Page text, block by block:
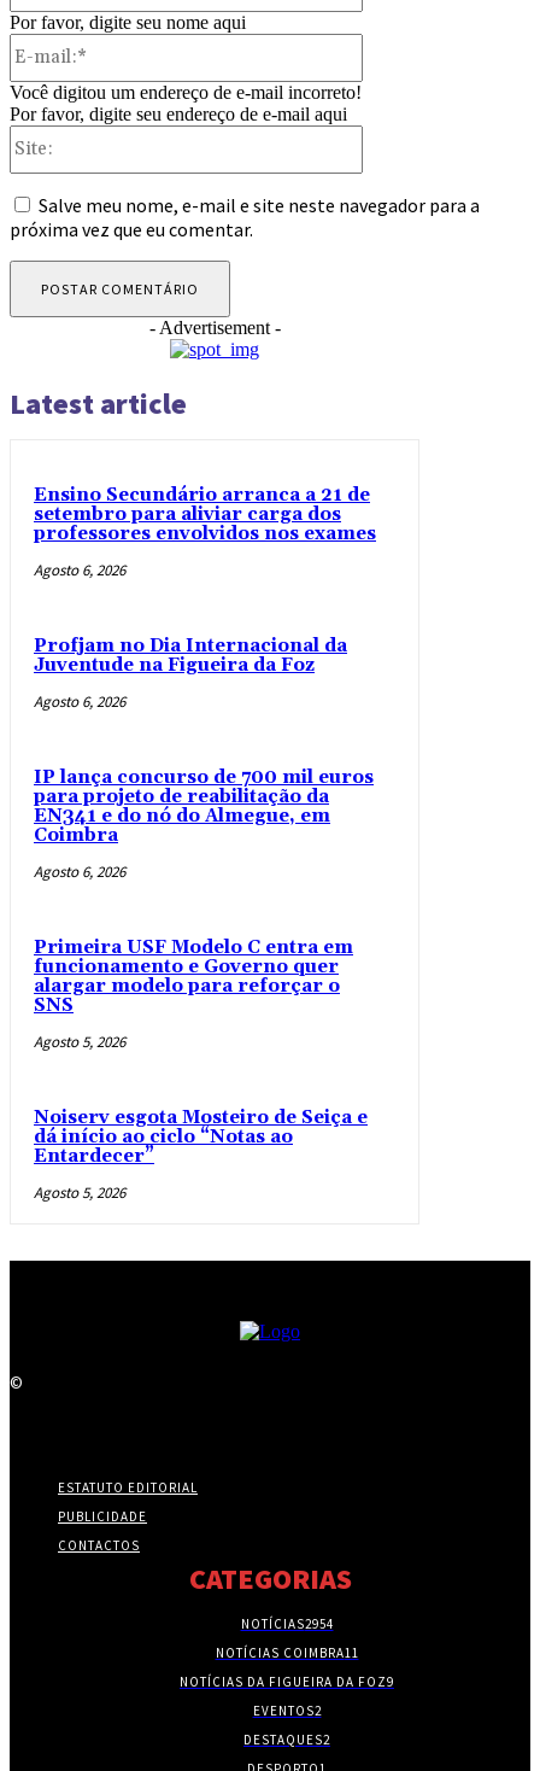
Por favor, digite seu nome aqui
Você digitou um endereço de e-mail incorreto!
Por favor, digite seu endereço de e-mail aqui
Salve meu nome, e-mail e site neste navegador para a
próxima vez que eu comentar.
- Advertisement -
Latest article
Ensino Secundário arranca a 21 de
setembro para aliviar carga dos
professores envolvidos nos exames
Agosto 6, 2026
Profjam no Dia Internacional da
Juventude na Figueira da Foz
Agosto 6, 2026
IP lança concurso de 700 mil euros
para projeto de reabilitação da
EN341 e do nó do Almegue, em
Coimbra
Agosto 6, 2026
Primeira USF Modelo C entra em
funcionamento e Governo quer
alargar modelo para reforçar o
SNS
Agosto 5, 2026
Noiserv esgota Mosteiro de Seiça e
dá início ao ciclo “Notas ao
Entardecer”
Agosto 5, 2026
©
ESTATUTO EDITORIAL
PUBLICIDADE
CONTACTOS
CATEGORIAS
NOTÍCIAS2954
NOTÍCIAS COIMBRA11
NOTÍCIAS DA FIGUEIRA DA FOZ9
EVENTOS2
DESTAQUES2